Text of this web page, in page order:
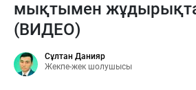
мықтымен
(ВИДЕО)
Сұлтан Данияр
Жекпе-жек шолушысы